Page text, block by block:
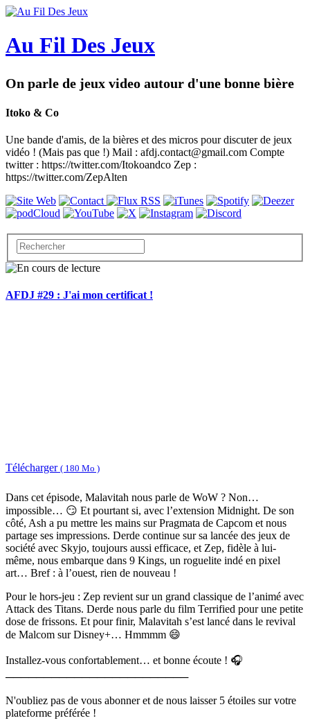
Au Fil Des Jeux
On parle de jeux video autour d'une bonne bière
Itoko & Co
Une bande d'amis, de la bières et des micros pour discuter de jeux
vidéo ! (Mais pas que !) Mail : afdj.contact@gmail.com Compte
twitter : https://twitter.com/Itokoandco Zep :
https://twitter.com/ZepAlten
AFDJ #29 : J'ai mon certificat !
Télécharger ( 180 Mo )
Dans cet épisode, Malavitah nous parle de WoW ? Non…
impossible… 😏 Et pourtant si, avec l’extension Midnight. De son
côté, Ash a pu mettre les mains sur Pragmata de Capcom et nous
partage ses impressions. Derde continue sur sa lancée des jeux de
société avec Skyjo, toujours aussi efficace, et Zep, fidèle à lui-
même, nous embarque dans 9 Kings, un roguelite indé en pixel
art… Bref : à l’ouest, rien de nouveau !
Pour le hors-jeu : Zep revient sur un grand classique de l’animé avec
Attack des Titans. Derde nous parle du film Terrified pour une petite
dose de frissons. Et pour finir, Malavitah s’est lancé dans le revival
de Malcom sur Disney+… Hmmmm 😄
Installez-vous confortablement… et bonne écoute ! 🎧
────────────────────────
N'oubliez pas de vous abonner et de nous laisser 5 étoiles sur votre
plateforme préférée !